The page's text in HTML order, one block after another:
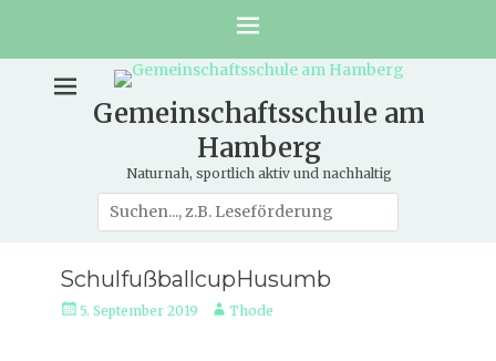
Gemeinschaftsschule am
Hamberg
Naturnah, sportlich aktiv und nachhaltig
Suche
nach:
SchulfußballcupHusumb
Veröffentlicht
5. September 2019 AutorThode